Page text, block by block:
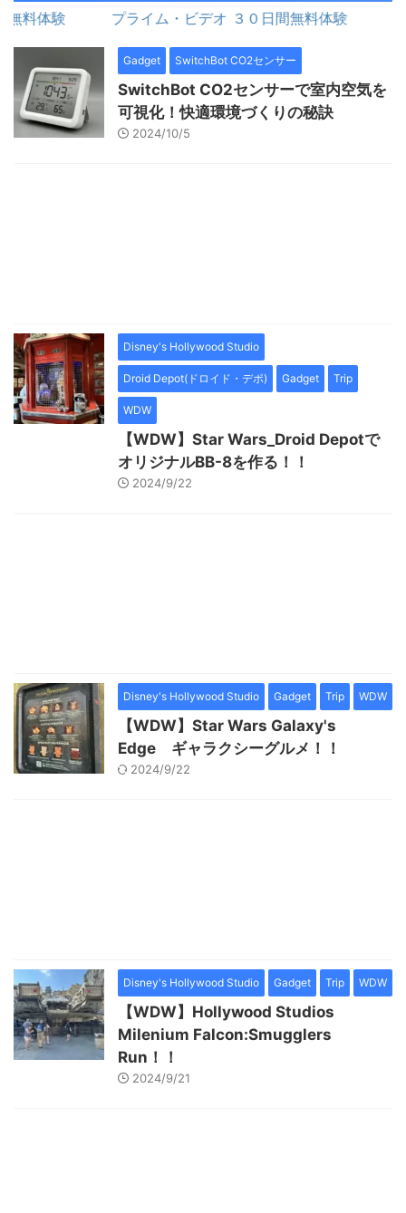
体験 プライム・ビデオ ３０日間無料体験
Gadget SwitchBot CO2センサー
SwitchBot CO2センサーで室内空気を
可視化！快適環境づくりの秘訣
2024/10/5
Disney's Hollywood Studio
Droid Depot(ドロイド・デポ) Gadget Trip
WDW
【WDW】Star Wars_Droid Depotで
オリジナルBB-8を作る！！
2024/9/22
Disney's Hollywood Studio Gadget Trip WDW
【WDW】Star Wars Galaxy's
Edge ギャラクシーグルメ！！
2024/9/22
Disney's Hollywood Studio Gadget Trip WDW
【WDW】Hollywood Studios
Milenium Falcon:Smugglers
Run！！
2024/9/21